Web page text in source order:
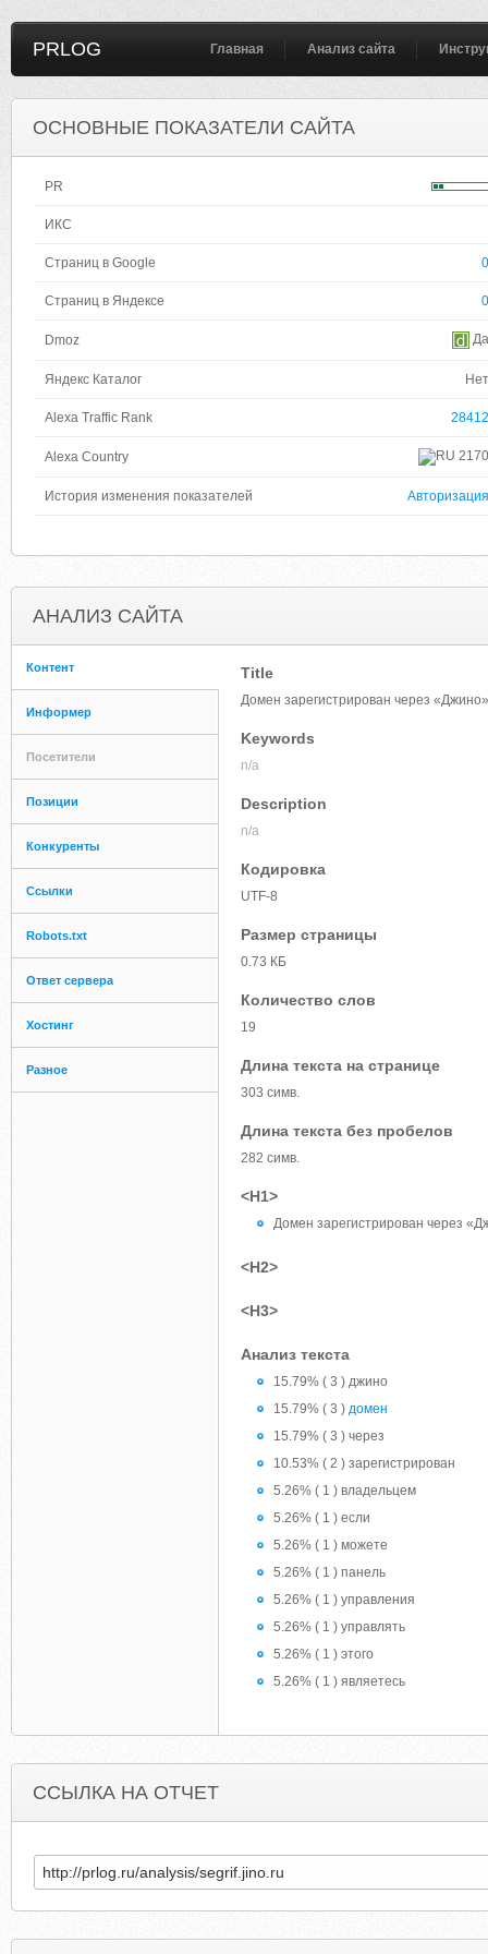
PRLOG Главная Анализ сайта
ОСНОВНЫЕ ПОКАЗАТЕЛИ САЙТА
PR
ИКС
Страниц в Google 0
Страниц в Яндексе 0
Dmoz Да
Яндекс Каталог Нет
Alexa Traffic Rank 28412
Alexa Country 2170
История изменения показателей Авторизация
АНАЛИЗ САЙТА
Контент
Информер
Посетители
Позиции
Конкуренты
Ссылки
Robots.txt
Ответ сервера
Хостинг
Разное
Title
Домен зарегистрирован через «Джино»
Keywords
n/a
Description
n/a
Кодировка
UTF-8
Размер страницы
0.73 КБ
Количество слов
19
Длина текста на странице
303 симв.
Длина текста без пробелов
282 симв.
<H1>
Домен зарегистрирован через
<H2>
<H3>
Анализ текста
15.79% ( 3 ) джино
15.79% ( 3 ) домен
15.79% ( 3 ) через
10.53% ( 2 ) зарегистрирован
5.26% ( 1 ) владельцем
5.26% ( 1 ) если
5.26% ( 1 ) можете
5.26% ( 1 ) панель
5.26% ( 1 ) управления
5.26% ( 1 ) управлять
5.26% ( 1 ) этого
5.26% ( 1 ) являетесь
ССЫЛКА НА ОТЧЕТ